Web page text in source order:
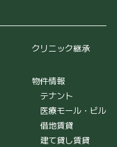
クリニック継承
物件情報
テナント
医療モール・ビル
借地賃貸
建て貸し賃貸